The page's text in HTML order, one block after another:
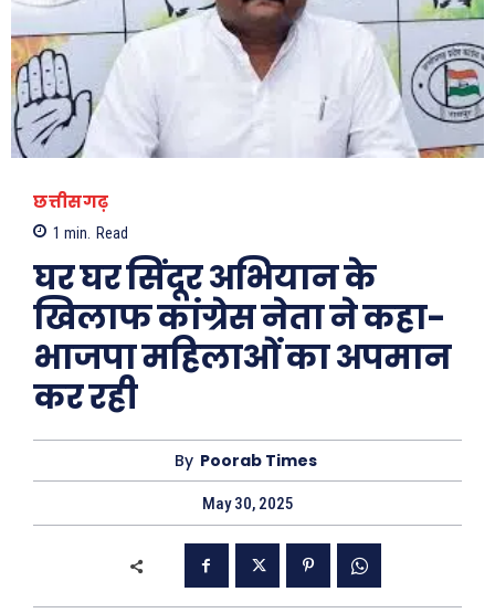
छत्तीसगढ़
1 min. Read
घर घर सिंदूर अभियान के
खिलाफ कांग्रेस नेता ने कहा-
भाजपा महिलाओं का अपमान
कर रही
By Poorab Times
May 30, 2025